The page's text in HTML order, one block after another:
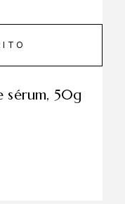
sérum, 50g